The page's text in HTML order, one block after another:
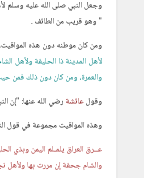
وجعل النبي صلى الله عليه وسلم
" وهو قريب من الطائف .
ومن كان موطنه دون هذه
لأهل المدينة ذا الحليفة ولأهل
والعمرة، ومن كان دون ذلك فمن
وقولعائشة رضي الله عنها: "إن
وهذه المواقيت مجموعة في قول
عــرق العراق يلمـلم اليمن وبذي
والشام جحفة إن مررت بها ولأهل